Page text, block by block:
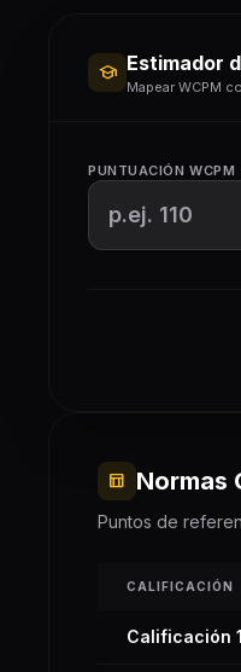
school Estimador
Mapear WCPM
PUNTUACIÓN WCPM
table_chart Normas
Puntos de
CALIFICACIÓN
Calificación 1